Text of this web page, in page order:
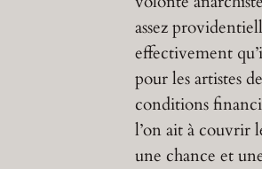
assez
effectivement
pour les artistes
conditions
l’on ait à couvrir
une chance et